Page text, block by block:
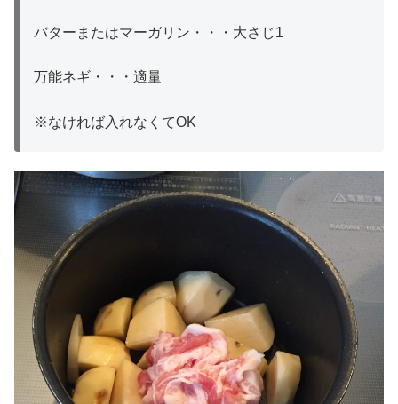
バターまたはマーガリン・・・大さじ1
万能ネギ・・・適量
※なければ入れなくてOK